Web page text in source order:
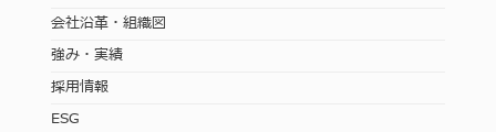
会社沿革・組織図
強み・実績
採用情報
ESG